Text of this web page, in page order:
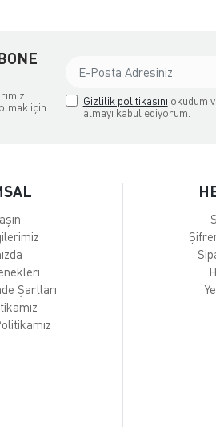
için
Gizlilik politikasını okudum
almayı kabul ediyorum.
Şartları